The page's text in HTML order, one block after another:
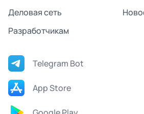
Деловая сеть
Разработчикам
Telegram Bot
App Store